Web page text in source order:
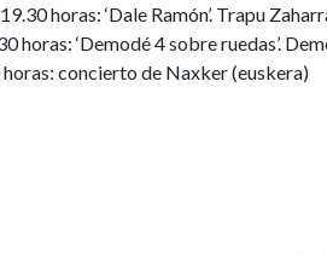
horas: ‘Dale Ramón’. Trapu
horas: ‘Demodé 4 sobre ruedas’.
concierto de Naxker (euskera)